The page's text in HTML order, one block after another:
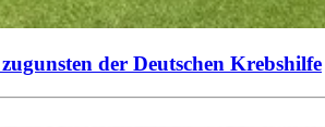
der Deutschen Krebshilfe